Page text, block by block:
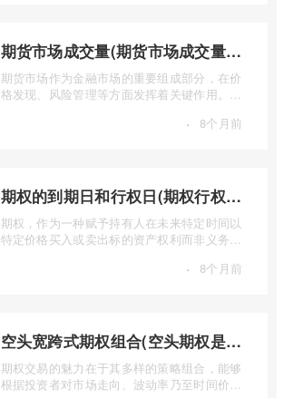
期货市场成交量(期货市场成交量萎缩)
期货市场作为金融市场的重要组成部分，在价
格发现、风险管理等方面发挥着关键作用。近
· 8个月前
期权的到期日和行权日(期权行权日到期虚值期权都将清零)
期权，作为一种赋予持有人在未来特定时间以
特定价格买入或卖出标的资产权利而非义务的
· 8个月前
空头宽跨式期权组合(空头期权是什么意思)
期权交易的魅力在于其多样的策略组合，能够
根据投资者对市场走向、波动率乃至时间价值